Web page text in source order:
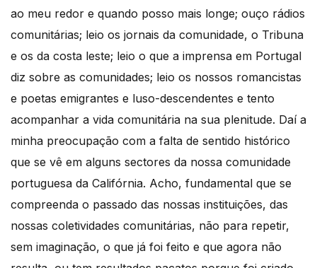
ao meu redor e quando posso mais longe; ouço rádios
comunitárias; leio os jornais da comunidade, o Tribuna
e os da costa leste; leio o que a imprensa em Portugal
diz sobre as comunidades; leio os nossos romancistas
e poetas emigrantes e luso-descendentes e tento
acompanhar a vida comunitária na sua plenitude. Daí a
minha preocupação com a falta de sentido histórico
que se vê em alguns sectores da nossa comunidade
portuguesa da Califórnia. Acho, fundamental que se
compreenda o passado das nossas instituições, das
nossas coletividades comunitárias, não para repetir,
sem imaginação, o que já foi feito e que agora não